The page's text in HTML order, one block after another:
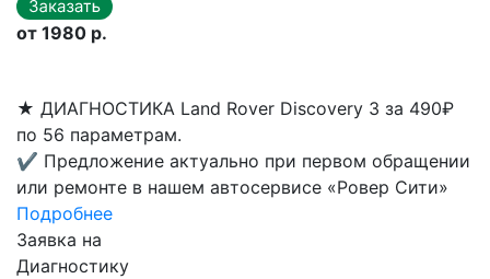
от 1980 р.
★ ДИАГНОСТИКА Land Rover Discovery 3 за 490₽
по 56 параметрам.
✔ Предложение актуально при первом обращении
или ремонте в нашем автосервисе «Ровер Сити»
Подробнее
Заявка на
Диагностику